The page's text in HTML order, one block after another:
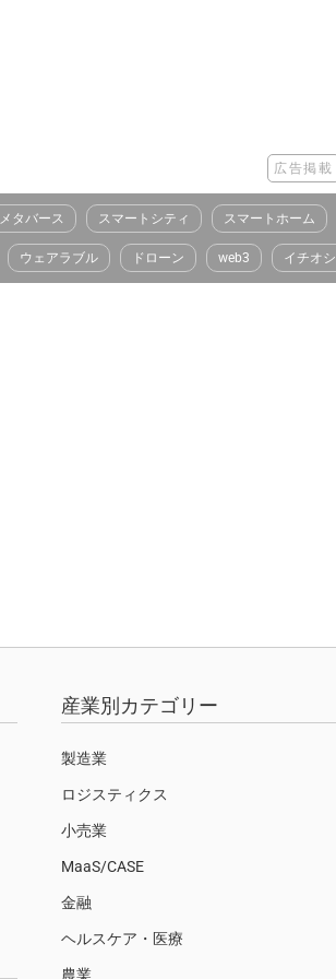
広告掲載
メタバース スマートシティ スマートホーム
ウェアラブル ドローン web3 イチオシ
産業別カテゴリー
製造業
ロジスティクス
小売業
MaaS/CASE
金融
ヘルスケア・医療
農業